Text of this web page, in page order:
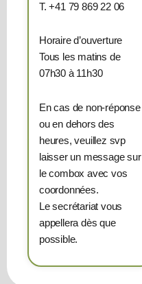
T. +41 79 869 22 06
Horaire d’ouverture
Tous les matins de
07h30 à 11h30
En cas de non-réponse
ou en dehors des
heures, veuillez svp
laisser un message sur
le combox avec vos
coordonnées.
Le secrétariat vous
appellera dès que
possible.